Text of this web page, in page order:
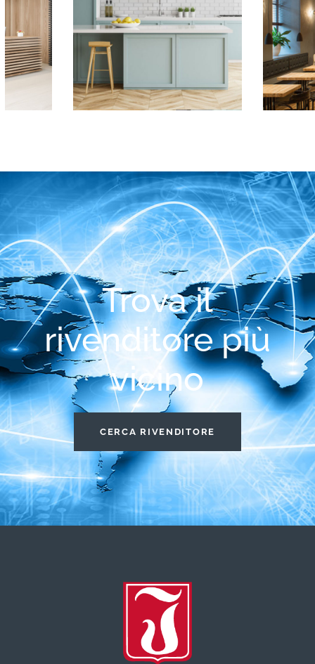
Trova il
rivenditore più
vicino
CERCA RIVENDITORE